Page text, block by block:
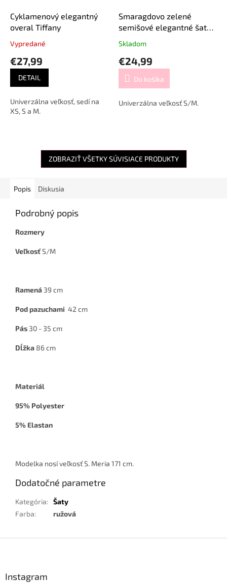
Cyklamenový elegantný
overal Tiffany
Vypredané
€27,99
DETAIL
Univerzálna veľkosť, sedí na
XS, S a M.
Smaragdovo zelené
semišové elegantné šaty s
strieborným opaskom
Skladom
€24,99
Do košíka
Univerzálna veľkosť S/M.
ZOBRAZIŤ VŠETKY SÚVISIACE PRODUKTY
Popis Diskusia
Podrobný popis
Rozmery
VeľkosťS/M
Ramená 39 cm
Pod pazuchami 42 cm
Pás 30 - 35 cm
Dĺžka 86 cm
Materiál
95% Polyester
5% Elastan
Modelka nosí veľkosť S. Meria 171 cm.
Dodatočné parametre
Kategória: Šaty
Farba: ružová
Instagram